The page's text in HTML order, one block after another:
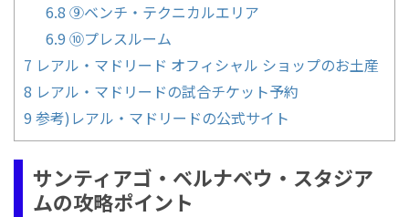
6.8 ⑨ベンチ・テクニカルエリア
6.9 ⑩プレスルーム
7 レアル・マドリード オフィシャル ショップのお土産
8 レアル・マドリードの試合チケット予約
9 参考)レアル・マドリードの公式サイト
サンティアゴ・ベルナベウ・スタジア
ムの攻略ポイント